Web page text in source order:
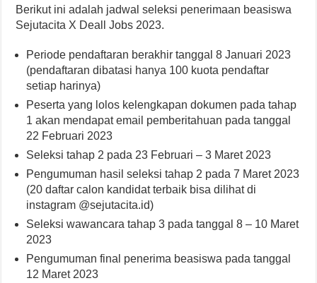
Berikut ini adalah jadwal seleksi penerimaan beasiswa
Sejutacita X Deall Jobs 2023.
Periode pendaftaran berakhir tanggal 8 Januari 2023
(pendaftaran dibatasi hanya 100 kuota pendaftar
setiap harinya)
Peserta yang lolos kelengkapan dokumen pada tahap
1 akan mendapat email pemberitahuan pada tanggal
22 Februari 2023
Seleksi tahap 2 pada 23 Februari – 3 Maret 2023
Pengumuman hasil seleksi tahap 2 pada 7 Maret 2023
(20 daftar calon kandidat terbaik bisa dilihat di
instagram @sejutacita.id)
Seleksi wawancara tahap 3 pada tanggal 8 – 10 Maret
2023
Pengumuman final penerima beasiswa pada tanggal
12 Maret 2023